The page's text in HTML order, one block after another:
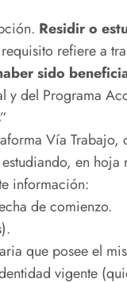
Residir o
refiere a
sido
y del Programa
Vía
en
información:
de comienzo.
que posee el
vigente